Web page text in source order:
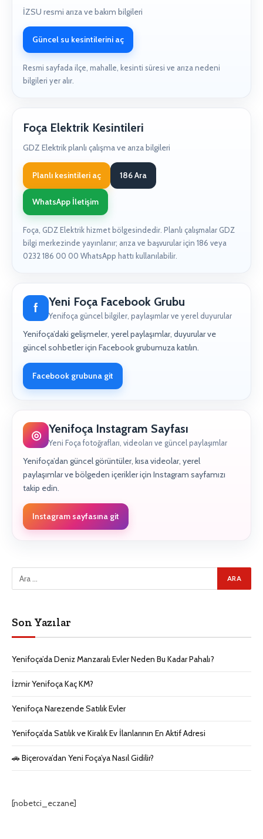
İZSU resmi arıza ve bakım bilgileri
Güncel su kesintilerini aç
Resmi sayfada ilçe, mahalle, kesinti süresi ve arıza nedeni
bilgileri yer alır.
Foça Elektrik Kesintileri
GDZ Elektrik planlı çalışma ve arıza bilgileri
Planlı kesintileri aç 186 Ara
WhatsApp İletişim
Foça, GDZ Elektrik hizmet bölgesindedir. Planlı çalışmalar GDZ
bilgi merkezinde yayınlanır; arıza ve başvurular için 186 veya
0232 186 00 00 WhatsApp hattı kullanılabilir.
f Yeni Foça Facebook Grubu
Yenifoça güncel bilgiler, paylaşımlar ve yerel duyurular
Yenifoça’daki gelişmeler, yerel paylaşımlar, duyurular ve
güncel sohbetler için Facebook grubumuza katılın.
Facebook grubuna git
◎ Yenifoça Instagram Sayfası
Yeni Foça fotoğrafları, videoları ve güncel paylaşımlar
Yenifoça’dan güncel görüntüler, kısa videolar, yerel
paylaşımlar ve bölgeden içerikler için Instagram sayfamızı
takip edin.
Instagram sayfasına git
Son Yazılar
Yenifoça’da Deniz Manzaralı Evler Neden Bu Kadar Pahalı?
İzmir Yenifoça Kaç KM?
Yenifoça Narezende Satılık Evler
Yenifoça’da Satılık ve Kiralık Ev İlanlarının En Aktif Adresi
🚗 Biçerova’dan Yeni Foça’ya Nasıl Gidilir?
[nobetci_eczane]